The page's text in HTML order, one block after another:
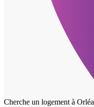
Cherche un logement à